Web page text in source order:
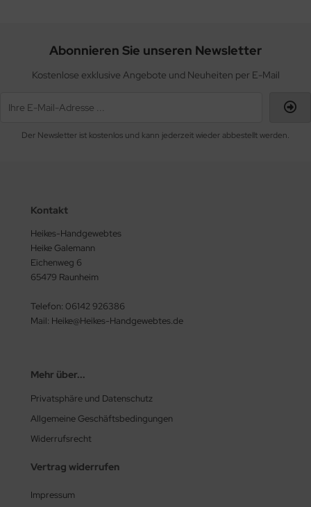
Abonnieren Sie unseren Newsletter
Kostenlose exklusive Angebote und Neuheiten per E-Mail
Der Newsletter ist kostenlos und kann jederzeit wieder abbestellt werden.
Kontakt
Heikes-Handgewebtes
Heike Galemann
Eichenweg 6
65479 Raunheim
Telefon: 06142 926386
Mail: Heike@Heikes-Handgewebtes.de
Mehr über...
Privatsphäre und Datenschutz
Allgemeine Geschäftsbedingungen
Widerrufsrecht
Vertrag widerrufen
Impressum